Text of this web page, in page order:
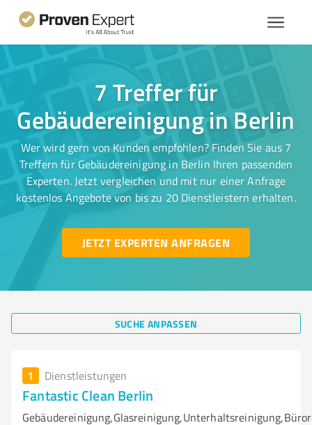
7 Treffer für
Gebäudereinigung in Berlin
Wer wird gern von Kunden empfohlen? Finden Sie aus 7
Treffern für Gebäudereinigung in Berlin Ihren passenden
Experten. Jetzt vergleichen und mit nur einer Anfrage
kostenlos Angebote von bis zu 20 Dienstleistern erhalten.
JETZT EXPERTEN ANFRAGEN
SUCHE ANPASSEN
1 Dienstleistungen
Fantastic Clean Berlin